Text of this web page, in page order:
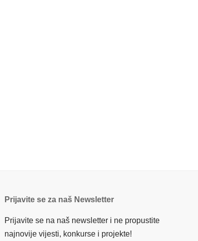
Prijavite se za naš Newsletter
Prijavite se na naš newsletter i ne propustite
najnovije vijesti, konkurse i projekte!